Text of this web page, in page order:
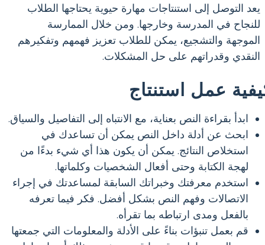
يعد التوصل إلى استنتاجات مهارة حيوية يحتاجها الطلاب
للنجاح في المدرسة وخارجها. ومن خلال الممارسة
الموجهة والتشجيع، يمكن للطلاب تعزيز فهمهم وتفكيرهم
النقدي وقدراتهم على حل المشكلات.
عمل استنتاج
ابدأ بقراءة النص بعناية، مع الانتباه إلى التفاصيل والسياق.
ابحث عن أدلة داخل النص يمكن أن تساعدك في
استخلاص النتائج. يمكن أن يكون هذا أي شيء بدءًا من
لهجة الكتابة وحتى أفعال الشخصيات وكلماتها.
استخدم معرفتك وخبراتك السابقة لمساعدتك في إجراء
الاتصالات وفهم النص بشكل أفضل. فكر فيما تعرفه
بالفعل ومدى ارتباطه بما تقرأه.
قم بعمل تنبؤات بناءً على الأدلة والمعلومات التي جمعتها